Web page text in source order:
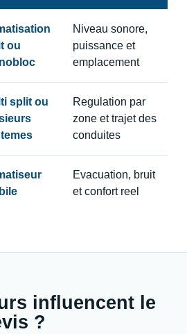
ou
Niveau sonore,
puissance et
emplacement
split ou
Regulation par
zone et trajet des
conduites
Evacuation, bruit
et confort reel
influencent le
?